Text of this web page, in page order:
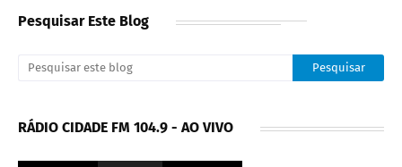
Pesquisar Este Blog
RÁDIO CIDADE FM 104.9 - AO VIVO